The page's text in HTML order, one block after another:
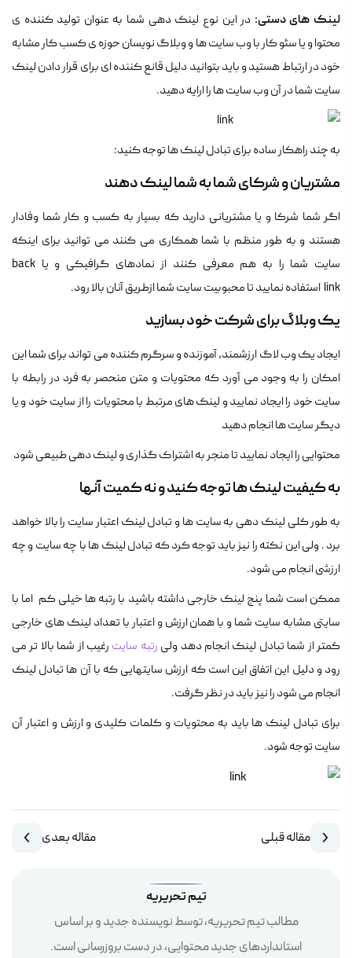
لینک های دستی: در این نوع لینک دهی شما به عنوان تولید کننده ی
محتوا و یا سئو کار با وب سایت ها و وبلاگ نویسان حوزه ی کسب کار مشابه
خود در ارتباط هستید و باید بتوانید دلیل قانع کننده ای برای قرار دادن لینک
سایت شما در آن وب سایت ها را ارایه دهید.
به چند راهکار ساده برای تبادل لینک ها توجه کنید:
مشتریان و شرکای شما به شما لینک دهند
اگر شما شرکا و یا مشتریانی دارید که بسیار به کسب و کار شما وفادار
هستند و به طور منظم با شما همکاری می کنند می توانید برای اینکه
سایت شما را به هم معرفی کنند از نمادهای گرافیکی و یا back
link استفاده نمایید تا محبوبیت سایت شما ازطریق آنان بالا رود.
یک وبلاگ برای شرکت خود بسازید
ایجاد یک وب لاگ ارزشمند، آموزنده و سرگرم کننده می تواند برای شما این
امکان را به وجود می آورد که محتویات و متن منحصر به فرد در رابطه با
سایت خود را ایجاد نمایید و لینک های مرتبط با محتویات را از سایت خود و یا
دیگر سایت ها انجام دهید
محتوایی را ایجاد نمایید تا منجر به اشتراک گذاری و لینک دهی طبیعی شود
به کیفیت لینک ها توجه کنید و نه کمیت آنها
به طور کلی لینک دهی به سایت ها و تبادل لینک اعتبار سایت را بالا خواهد
برد . ولی این نکته را نیز باید توجه کرد که تبادل لینک ها با چه سایت و چه
ارزشی انجام می شود.
ممکن است شما پنج لینک خارجی داشته باشید با رتبه ها خیلی کم اما با
سایتی مشابه سایت شما و با همان ارزش و اعتبار با تعداد لینک های خارجی
کمتر از شما تبادل لینک انجام دهد ولی رتبه سایت رغیب از شما بالا تر می
رود و دلیل این اتفاق این است که ارزش سایتهایی که با آن ها تبادل لینک
انجام می شود را نیز باید در نظر گرفت.
برای تبادل لینک ها باید به محتویات و کلمات کلیدی و ارزش و اعتبار آن
سایت توجه شود.
مقاله قبلی مقاله بعدی
تیم تحریریه
مطالب تیم تحریریه، توسط نویسنده جدید و بر اساس
استانداردهای جدید محتوایی، در دست بروزرسانی است.